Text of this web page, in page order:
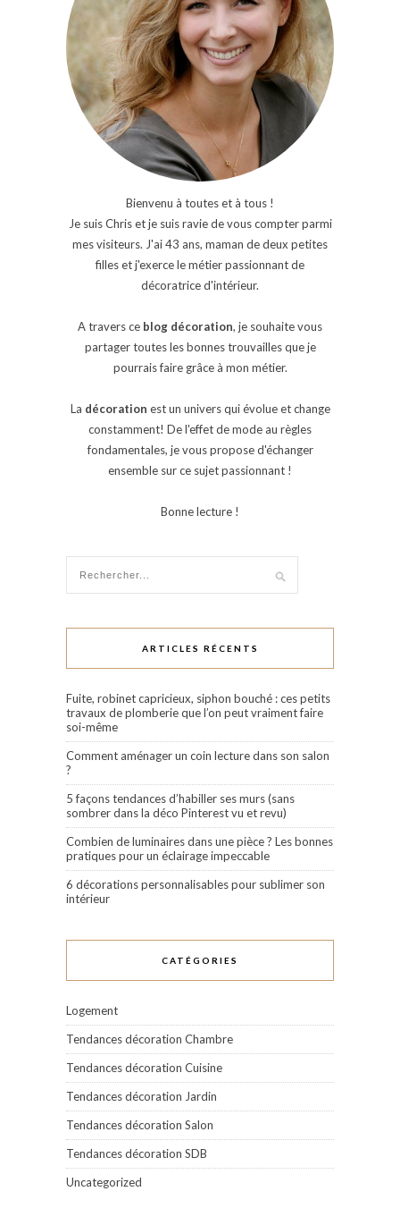
Bienvenu à toutes et à tous !
Je suis Chris et je suis ravie de vous compter parmi
mes visiteurs. J'ai 43 ans, maman de deux petites
filles et j'exerce le métier passionnant de
décoratrice d'intérieur.
A travers ce blog décoration, je souhaite vous
partager toutes les bonnes trouvailles que je
pourrais faire grâce à mon métier.
La décoration est un univers qui évolue et change
constamment! De l'effet de mode au règles
fondamentales, je vous propose d'échanger
ensemble sur ce sujet passionnant !
Bonne lecture !
ARTICLES RÉCENTS
Fuite, robinet capricieux, siphon bouché : ces petits
travaux de plomberie que l’on peut vraiment faire
soi-même
Comment aménager un coin lecture dans son salon
?
5 façons tendances d’habiller ses murs (sans
sombrer dans la déco Pinterest vu et revu)
Combien de luminaires dans une pièce ? Les bonnes
pratiques pour un éclairage impeccable
6 décorations personnalisables pour sublimer son
intérieur
CATÉGORIES
Logement
Tendances décoration Chambre
Tendances décoration Cuisine
Tendances décoration Jardin
Tendances décoration Salon
Tendances décoration SDB
Uncategorized